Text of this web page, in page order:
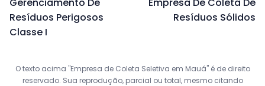
Resíduos Perigosos
Classe I
Resíduos Sólidos
O texto acima "Empresa de Coleta Seletiva em Mauá" é de direito
reservado. Sua reprodução, parcial ou total, mesmo citando